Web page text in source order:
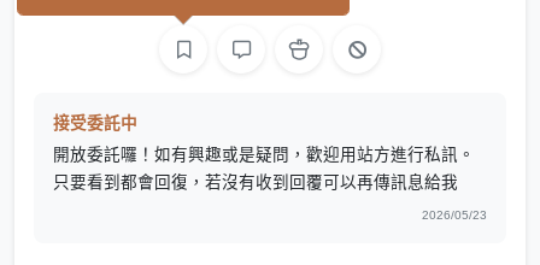
接受委託中
開放委託囉！如有興趣或是疑問，歡迎用站方進行私訊。
只要看到都會回復，若沒有收到回覆可以再傳訊息給我
2026/05/23